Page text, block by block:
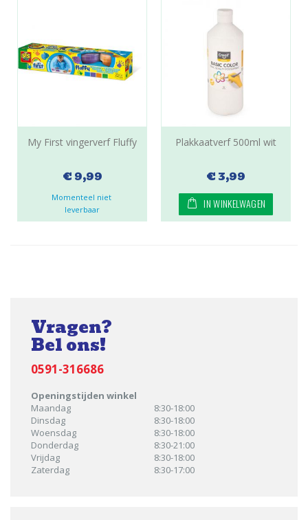
My First vingerverf Fluffy
€ 9,99
Momenteel niet
leverbaar
Plakkaatverf 500ml wit
€ 3,99
IN WINKELWAGEN
Vragen?
Bel ons!
0591-316686
Openingstijden winkel
Maandag
8:30-18:00
Dinsdag
8:30-18:00
Woensdag
8:30-18:00
Donderdag
8:30-21:00
Vrijdag
8:30-18:00
Zaterdag
8:30-17:00